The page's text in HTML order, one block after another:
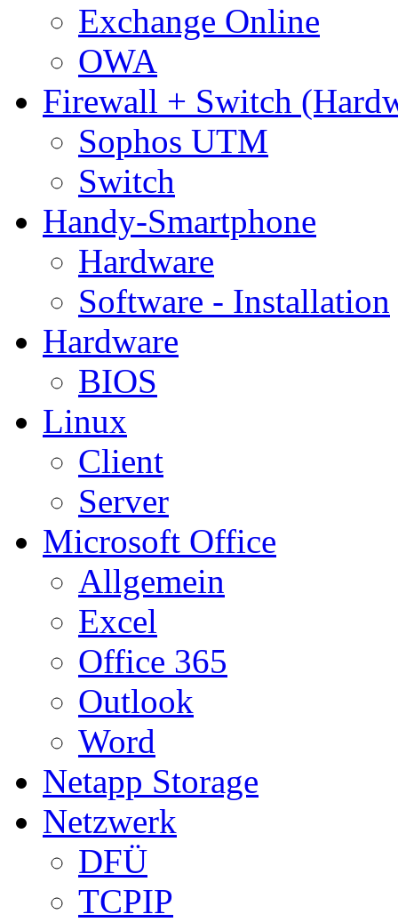
Exchange Online
OWA
Firewall + Switch
Sophos UTM
Switch
Handy-Smartphone
Hardware
Software - Installation
Hardware
BIOS
Linux
Client
Server
Microsoft Office
Allgemein
Excel
Office 365
Outlook
Word
Netapp Storage
Netzwerk
DFÜ
TCPIP